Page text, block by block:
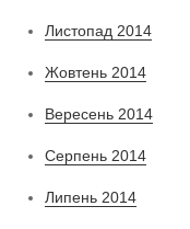
Листопад 2014
Жовтень 2014
Вересень 2014
Серпень 2014
Липень 2014